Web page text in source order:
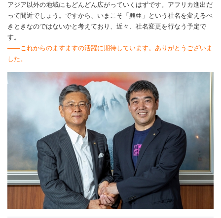
アジア以外の地域にもどんどん広がっていくはずです。アフリカ進出だ
って間近でしょう。ですから、いまこそ「興亜」という社名を変えるべ
きときなのではないかと考えており、近々、社名変更を行なう予定で
す。
――これからのますますの活躍に期待しています。ありがとうございま
した。